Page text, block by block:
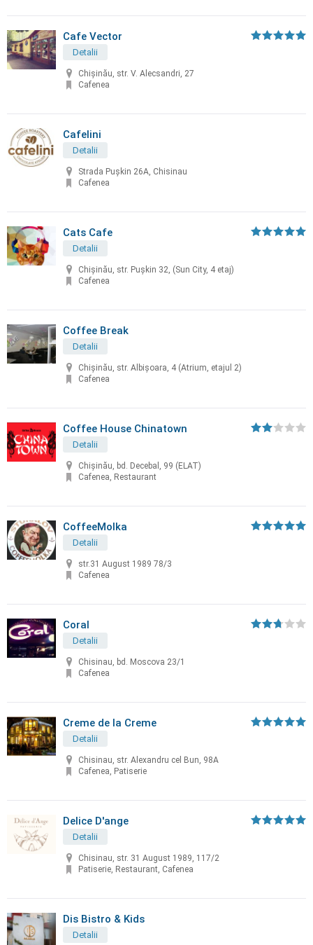
Cafe Vector
Detalii
Chişinău, str. V. Alecsandri, 27
Cafenea
Cafelini
Detalii
Strada Pușkin 26A, Chisinau
Cafenea
Cats Cafe
Detalii
Chișinău, str. Pușkin 32, (Sun City, 4 etaj)
Cafenea
Coffee Break
Detalii
Chișinău, str. Albișoara, 4 (Atrium, etajul 2)
Cafenea
Coffee House Chinatown
Detalii
Chişinău, bd. Decebal, 99 (ELAT)
Cafenea, Restaurant
CoffeeMolka
Detalii
str.31 August 1989 78/3
Cafenea
Coral
Detalii
Chisinau, bd. Moscova 23/1
Cafenea
Creme de la Creme
Detalii
Chisinau, str. Alexandru cel Bun, 98A
Cafenea, Patiserie
Delice D'ange
Detalii
Chisinau, str. 31 August 1989, 117/2
Patiserie, Restaurant, Cafenea
Dis Bistro & Kids
Detalii